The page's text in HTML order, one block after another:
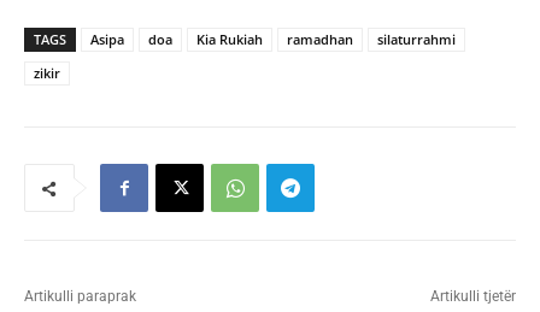
TAGS Asipa doa Kia Rukiah ramadhan
silaturrahmi
zikir
Artikulli paraprak Artikulli tjetër